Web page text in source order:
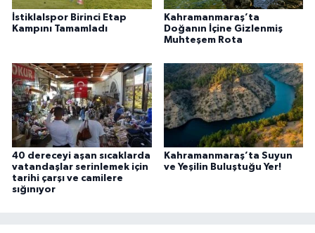
İstiklalspor Birinci Etap
Kampını Tamamladı
Kahramanmaraş’ta
Doğanın İçine Gizlenmiş
Muhteşem Rota
40 dereceyi aşan sıcaklarda
vatandaşlar serinlemek için
tarihi çarşı ve camilere
sığınıyor
Kahramanmaraş’ta Suyun
ve Yeşilin Buluştuğu Yer!